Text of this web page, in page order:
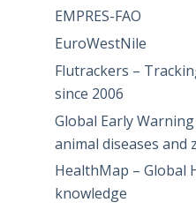
EMPRES-FAO
EuroWestNile
Flutrackers –
since 2006
Global Early
animal diseases and
HealthMap – Global
knowledge